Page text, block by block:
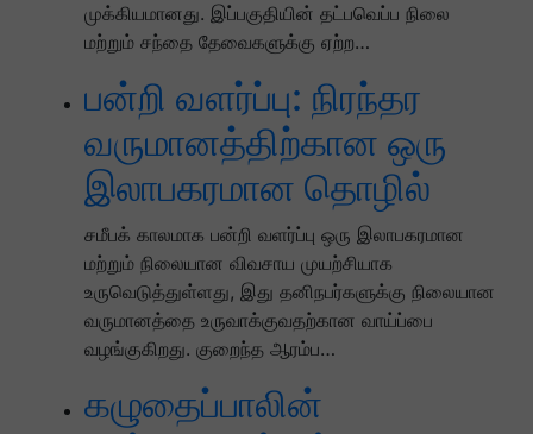
முக்கியமானது. இப்பகுதியின் தட்பவெப்ப நிலை
மற்றும் சந்தை தேவைகளுக்கு ஏற்ற…
பன்றி வளர்ப்பு: நிரந்தர
வருமானத்திற்கான ஒரு
இலாபகரமான தொழில்
சமீபக் காலமாக பன்றி வளர்ப்பு ஒரு இலாபகரமான
மற்றும் நிலையான விவசாய முயற்சியாக
உருவெடுத்துள்ளது, இது தனிநபர்களுக்கு நிலையான
வருமானத்தை உருவாக்குவதற்கான வாய்ப்பை
வழங்குகிறது. குறைந்த ஆரம்ப…
கழுதைப்பாலின்